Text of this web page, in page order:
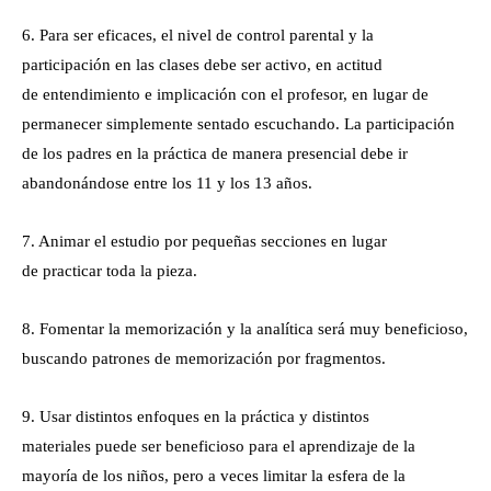
6. Para ser eficaces, el nivel de control parental y la
participación en las clases debe ser activo, en actitud
de entendimiento e implicación con el profesor, en lugar de
permanecer simplemente sentado escuchando. La participación
de los padres en la práctica de manera presencial debe ir
abandonándose entre los 11 y los 13 años.
7. Animar el estudio por pequeñas secciones en lugar
de practicar toda la pieza.
8. Fomentar la memorización y la analítica será muy beneficioso,
buscando patrones de memorización por fragmentos.
9. Usar distintos enfoques en la práctica y distintos
materiales puede ser beneficioso para el aprendizaje de la
mayoría de los niños, pero a veces limitar la esfera de la